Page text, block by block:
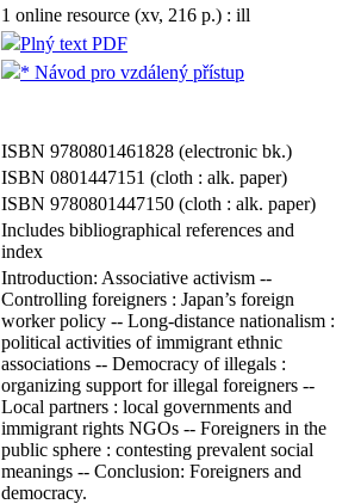
1 online resource (xv, 216 p.) : ill
Plný text PDF
* Návod pro vzdálený přístup
ISBN 9780801461828 (electronic bk.)
ISBN 0801447151 (cloth : alk. paper)
ISBN 9780801447150 (cloth : alk. paper)
Includes bibliographical references and
index
Introduction: Associative activism --
Controlling foreigners : Japan’s foreign
worker policy -- Long-distance nationalism :
political activities of immigrant ethnic
associations -- Democracy of illegals :
organizing support for illegal foreigners --
Local partners : local governments and
immigrant rights NGOs -- Foreigners in the
public sphere : contesting prevalent social
meanings -- Conclusion: Foreigners and
democracy.